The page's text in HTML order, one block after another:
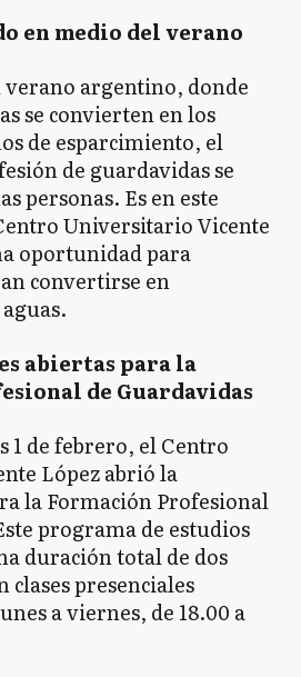
en medio del verano
verano argentino, donde
se convierten en los
de esparcimiento, el
de guardavidas se
personas. Es en este
Universitario Vicente
oportunidad para
convertirse en
abiertas para la
de Guardavidas
1 de febrero, el Centro
López abrió la
la Formación Profesional
programa de estudios
duración total de dos
clases presenciales
a viernes, de 18.00 a